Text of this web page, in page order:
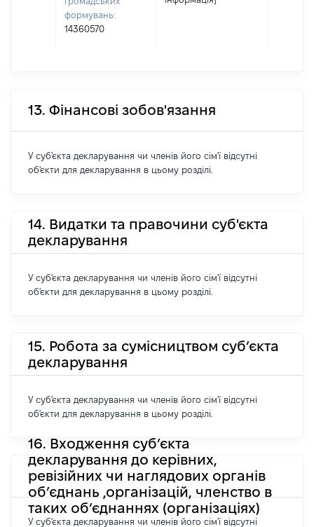
формувань:
14360570
13. Фінансові зобов'язання
У суб'єкта декларування чи членів його сім'ї відсутні
об'єкти для декларування в цьому розділі.
14. Видатки та правочини суб'єкта
декларування
У суб'єкта декларування чи членів його сім'ї відсутні
об'єкти для декларування в цьому розділі.
15. Робота за сумісництвом суб’єкта
декларування
У суб'єкта декларування чи членів його сім'ї відсутні
об'єкти для декларування в цьому розділі.
16. Входження суб’єкта
декларування до керівних,
ревізійних чи наглядових органів
об’єднань ,організацій, членство в
таких об’єднаннях (організаціях)
У суб'єкта декларування чи членів його сім'ї відсутні